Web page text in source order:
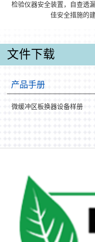
检验仪器安全装置，自查透
佳安全措施的
文件下载
产品手册
微缓冲区板换器设备样册